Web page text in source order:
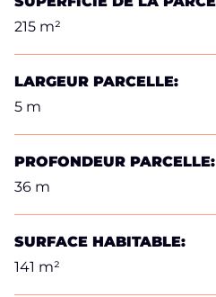
215 m²
LARGEUR PARCELLE:
5 m
PROFONDEUR PARCELLE:
36 m
SURFACE HABITABLE:
141 m²